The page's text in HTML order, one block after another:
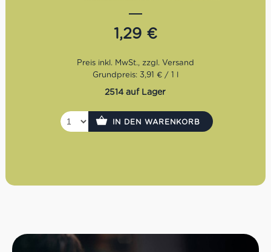
1,29 €
Grundpreis: 3,91 € / 1 l
2514 auf Lager
IN DEN WARENKORB